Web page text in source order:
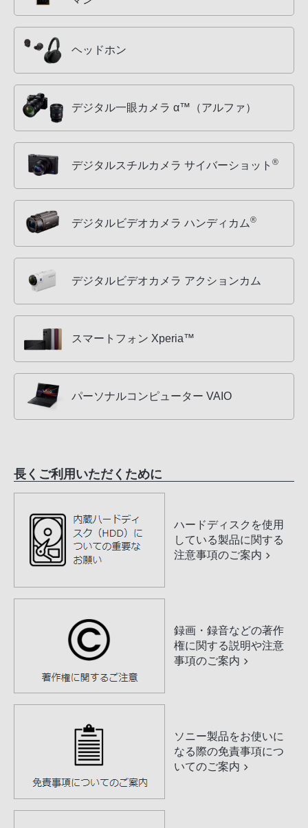
ヘッドホン
デジタル一眼カメラ α™（アルファ）
デジタルスチルカメラ サイバーショット ®
デジタルビデオカメラ ハンディカム®
デジタルビデオカメラ アクションカム
スマートフォン Xperia™
パーソナルコンピューター VAIO
長くご利用いただくために
ハードディスクを使用
している製品に関する
注意事項のご案内
録画・録音などの著作
権に関する説明や注意
事項のご案内
ソニー製品をお使いに
なる際の免責事項につ
いてのご案内